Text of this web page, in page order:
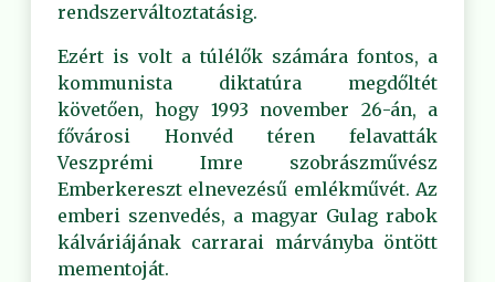
rendszerváltoztatásig.
Ezért is volt a túlélők számára fontos, a
kommunista diktatúra megdőltét
követően, hogy 1993 november 26-án, a
fővárosi Honvéd téren felavatták
Veszprémi Imre szobrászművész
Emberkereszt elnevezésű emlékművét. Az
emberi szenvedés, a magyar Gulag rabok
kálváriájának carrarai márványba öntött
mementoját.